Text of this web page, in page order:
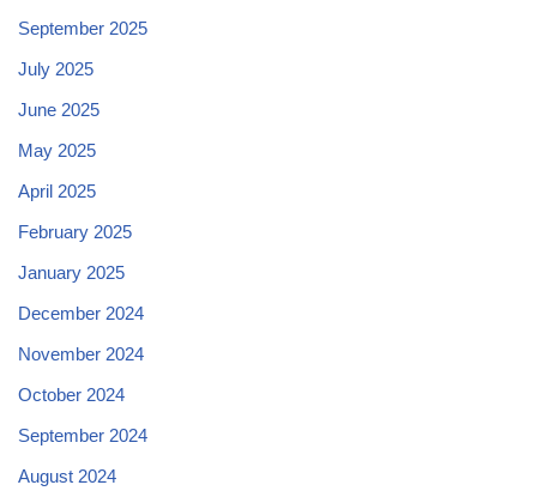
September 2025
July 2025
June 2025
May 2025
April 2025
February 2025
January 2025
December 2024
November 2024
October 2024
September 2024
August 2024